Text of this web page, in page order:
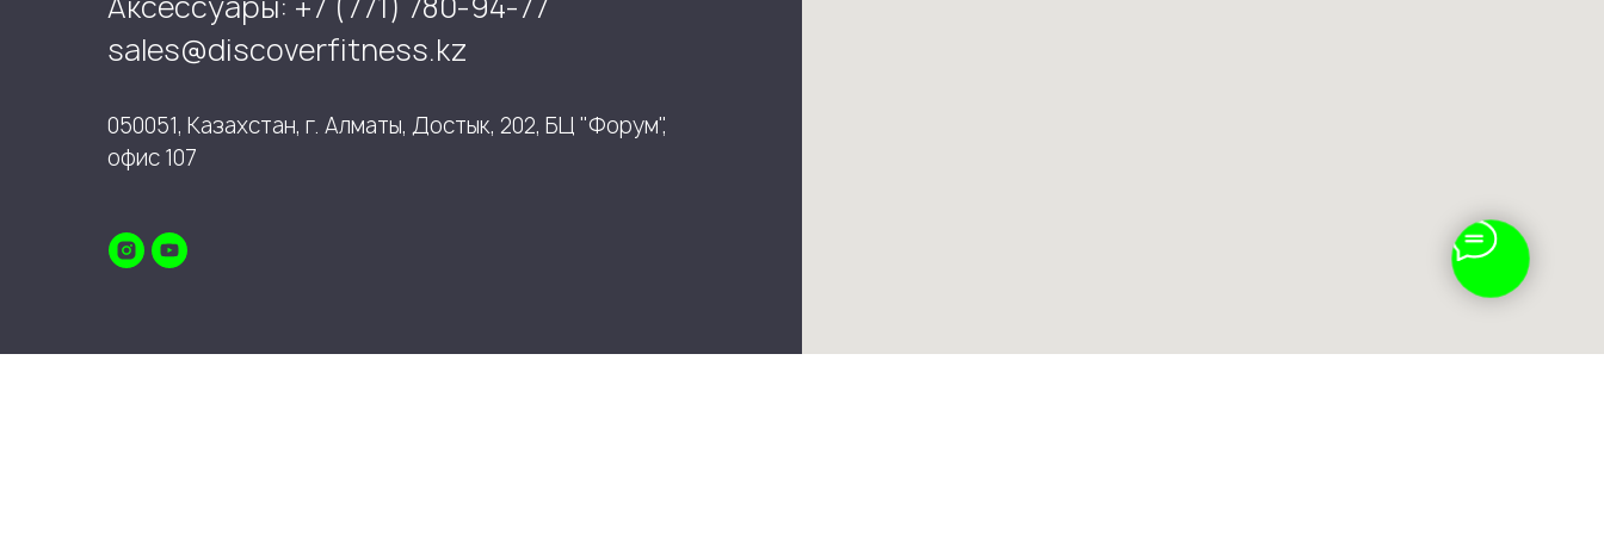
sales@discoverfitness.kz
050051, Казахстан, г. Алматы, Достык, 202, БЦ "Форум",
офис 107